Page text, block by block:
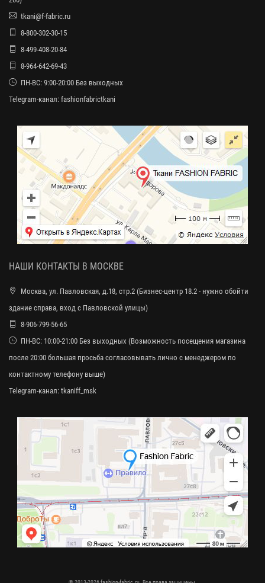
tkani@f-fabric.ru
8-800-302-30-15
8-499-408-20-84
8-964-642-69-43
ПН-ВС: 9:00-20:00 Без выходных
Telegram-канал: fashionfabrictkani
НАШИ КОНТАКТЫ В МОСКВЕ
Москва, ул. Павловская, д.18, стр.2 (Бизнес-центр 18.2 - нужно обойти
здание справа, вход с Павловской улицы)
8-906-799-56-65
ПН-ВС: 10:00-21:00 Без выходных (Возможность посещения магазина
после 20:00 большая просьба согласовывать лично с менеджером по
контактному телефону выше)
Telegram-канал: tkaniff_msk